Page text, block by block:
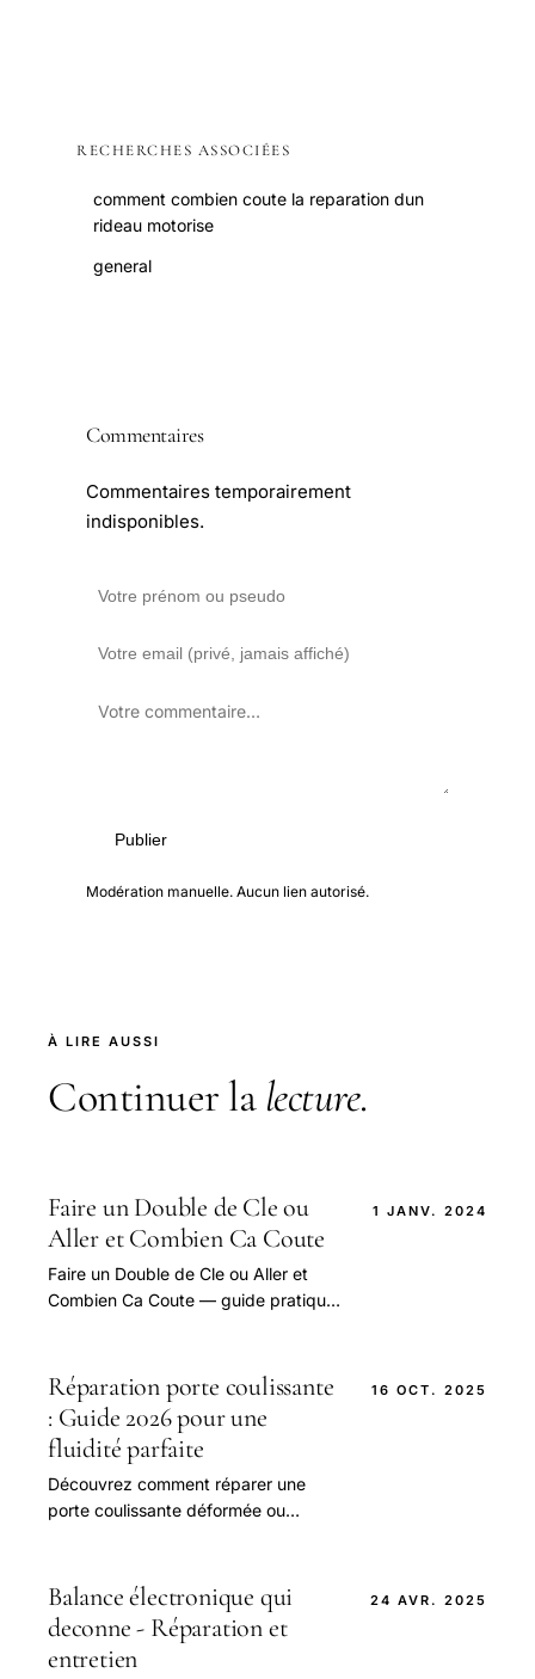
RECHERCHES ASSOCIÉES
comment combien coute la reparation dun
rideau motorise
general
Commentaires
Commentaires temporairement
indisponibles.
Publier
Modération manuelle. Aucun lien autorisé.
À LIRE AUSSI
Continuer la lecture.
Faire un Double de Cle ou
Aller et Combien Ca Coute
Faire un Double de Cle ou Aller et
Combien Ca Coute — guide pratique
1 JANV. 2024
Réparation porte coulissante
: Guide 2026 pour une
fluidité parfaite
Découvrez comment réparer une
porte coulissante déformée ou
les prix et les modèles pour trouver la
solution idéale pour votre maison, et
apprenez à entretenir vos portes
pour éviter les problèmes courants.
16 OCT. 2025
Balance électronique qui
deconne - Réparation et
entretien
24 AVR. 2025